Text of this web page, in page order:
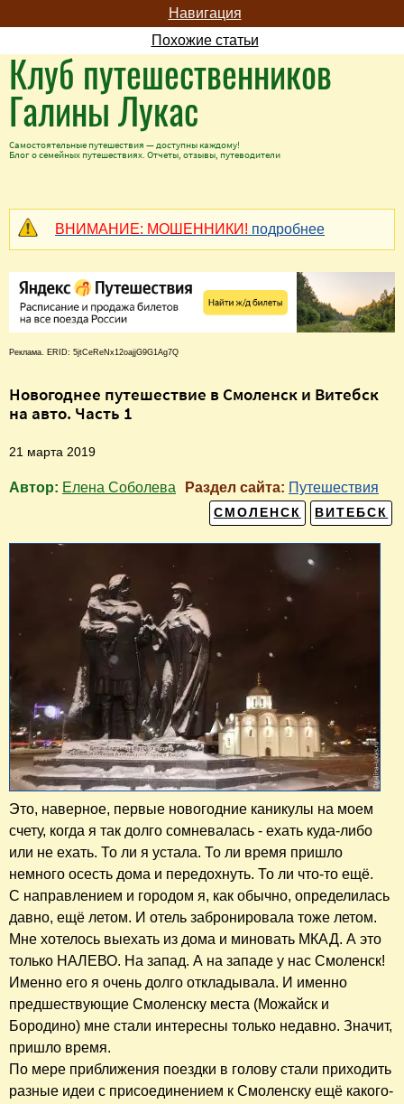
Навигация
Похожие статьи
Клуб путешественников
Галины Лукас
Самостоятельные путешествия — доступны каждому!
Блог о семейных путешествиях. Отчеты, отзывы, путеводители
ВНИМАНИЕ: МОШЕННИКИ! подробнее
Реклама. ERID: 5jtCeReNx12oajjG9G1Ag7Q
Новогоднее путешествие в Смоленск и Витебск
на авто. Часть 1
21 марта 2019
Автор: Елена Соболева Раздел сайта: Путешествия
ВИТЕБСК
СМОЛЕНСК
Это, наверное, первые новогодние каникулы на моем
счету, когда я так долго сомневалась - ехать куда-либо
или не ехать. То ли я устала. То ли время пришло
немного осесть дома и передохнуть. То ли что-то ещё.
С направлением и городом я, как обычно, определилась
давно, ещё летом. И отель забронировала тоже летом.
Мне хотелось выехать из дома и миновать МКАД. А это
только НАЛЕВО. На запад. А на западе у нас Смоленск!
Именно его я очень долго откладывала. И именно
предшествующие Смоленску места (Можайск и
Бородино) мне стали интересны только недавно. Значит,
пришло время.
По мере приближения поездки в голову стали приходить
разные идеи с присоединением к Смоленску ещё какого-